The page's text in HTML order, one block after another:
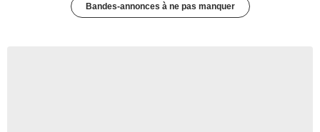
Bandes-annonces à ne pas manquer